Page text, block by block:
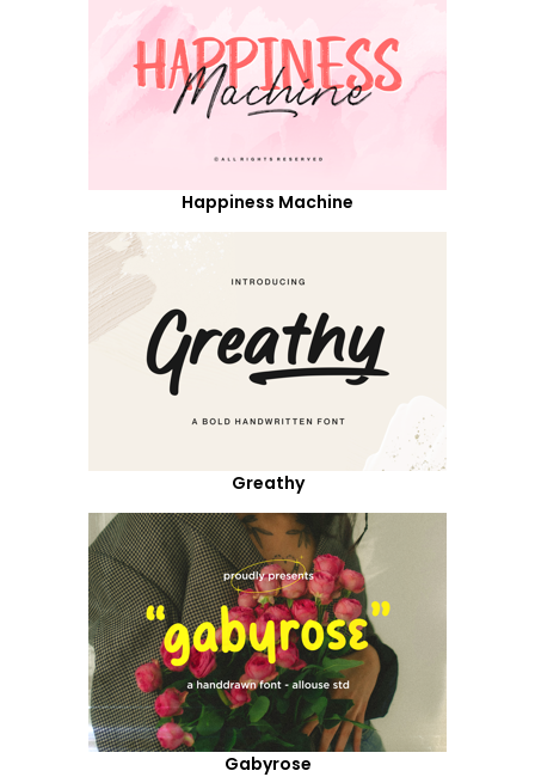
Happiness Machine
Greathy
Gabyrose